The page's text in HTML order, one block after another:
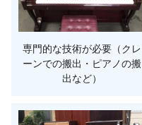
専門的な技術が必要（クレ
ーンでの搬出・ピアノの搬
出など）